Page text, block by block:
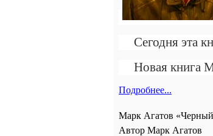
Сегодня эта
Новая книга
Подробнее...
Марк Агатов
Автор Марк Агатов